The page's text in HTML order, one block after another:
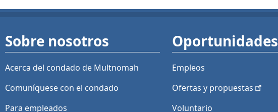
Sobre nosotros
Acerca del condado de Multnomah
Comuníquese con el condado
Para empleados
Oportunidades
Empleos
Ofertas y propuestas
Voluntario